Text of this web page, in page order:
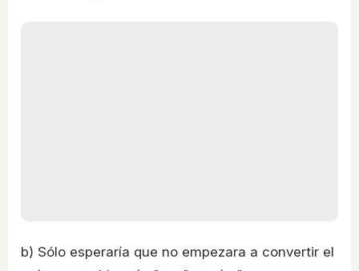
b) Sólo esperaría que no empezara a convertir el